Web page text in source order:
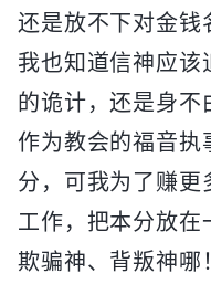
还是放不下对金钱
我也知道信神应该
的诡计，还是身不
作为教会的福音执
分，可我为了赚更
工作，把本分放在
欺骗神、背叛神哪